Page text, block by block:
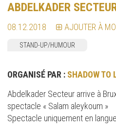
ABDELKADER
08.12.2018 AJOUTER À
STAND-UP/HUMOUR
ORGANISÉ PAR : SHADOW TO
Abdelkader Secteur arrive à
spectacle « Salam aleykoum »
Spectacle uniquement en